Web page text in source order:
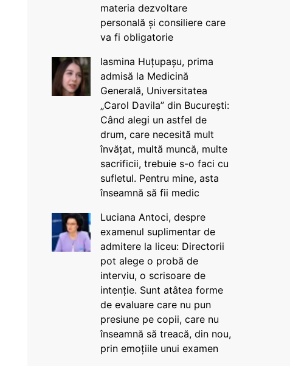
materia dezvoltare
personală și consiliere care
va fi obligatorie
Iasmina Huțupașu, prima
admisă la Medicină
Generală, Universitatea
„Carol Davila” din București:
Când alegi un astfel de
drum, care necesită mult
învățat, multă muncă, multe
sacrificii, trebuie s-o faci cu
sufletul. Pentru mine, asta
înseamnă să fii medic
Luciana Antoci, despre
examenul suplimentar de
admitere la liceu: Directorii
pot alege o probă de
interviu, o scrisoare de
intenție. Sunt atâtea forme
de evaluare care nu pun
presiune pe copii, care nu
înseamnă să treacă, din nou,
prin emoțiile unui examen